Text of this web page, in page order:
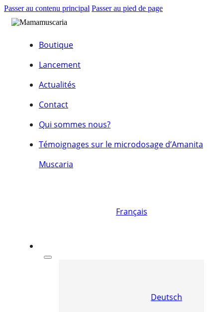
Passer au contenu principal Passer au pied de page
Boutique
Lancement
Actualités
Contact
Qui sommes nous?
Témoignages sur le microdosage d’Amanita
Muscaria
Français
Deutsch